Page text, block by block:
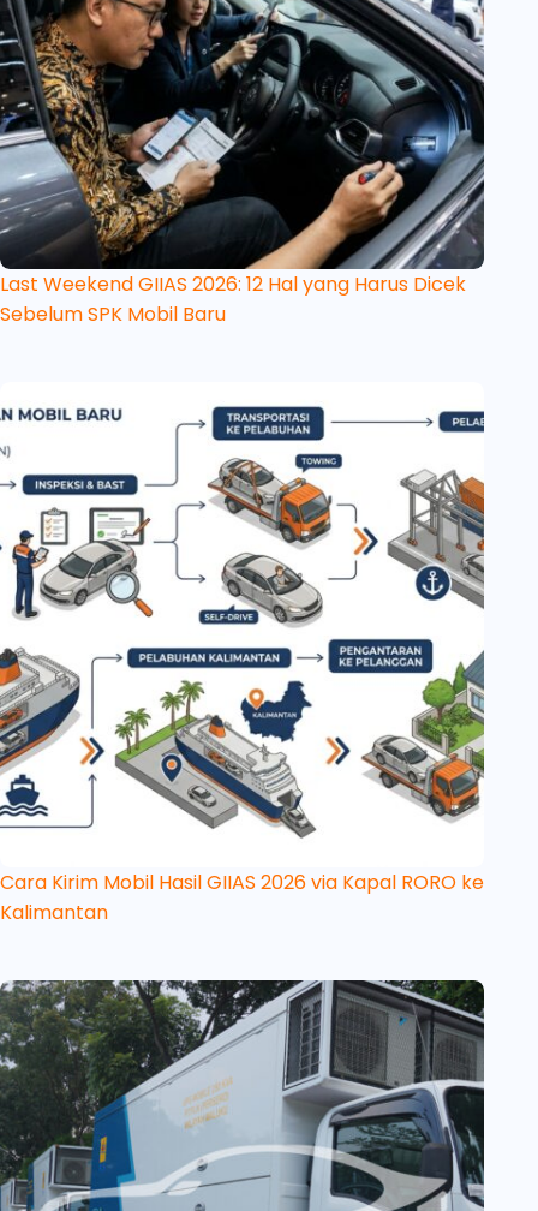
Last Weekend GIIAS 2026: 12 Hal yang Harus Dicek
Sebelum SPK Mobil Baru
Cara Kirim Mobil Hasil GIIAS 2026 via Kapal RORO ke
Kalimantan